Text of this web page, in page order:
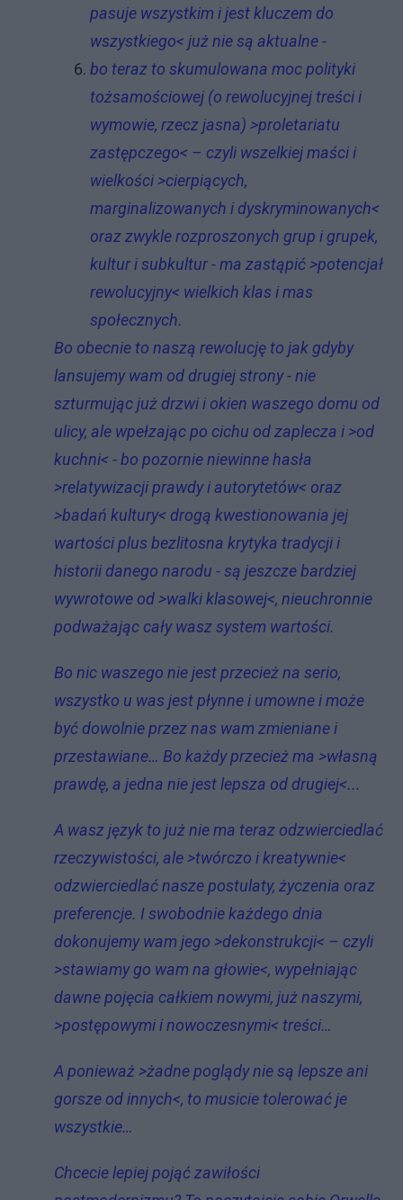
pasuje wszystkim i jest kluczem do
wszystkiego< już nie są aktualne -
bo teraz to skumulowana moc polityki
tożsamościowej (o rewolucyjnej treści i
wymowie, rzecz jasna) >proletariatu
zastępczego< – czyli wszelkiej maści i
wielkości >cierpiących,
marginalizowanych i dyskryminowanych<
oraz zwykle rozproszonych grup i grupek,
kultur i subkultur - ma zastąpić >potencjał
rewolucyjny< wielkich klas i mas
społecznych.
Bo obecnie to naszą rewolucję to jak gdyby
lansujemy wam od drugiej strony - nie
szturmując już drzwi i okien waszego domu od
ulicy, ale wpełzając po cichu od zaplecza i >od
kuchni< - bo pozornie niewinne hasła
>relatywizacji prawdy i autorytetów< oraz
>badań kultury< drogą kwestionowania jej
wartości plus bezlitosna krytyka tradycji i
historii danego narodu - są jeszcze bardziej
wywrotowe od >walki klasowej<, nieuchronnie
podważając cały wasz system wartości.
Bo nic waszego nie jest przecież na serio,
wszystko u was jest płynne i umowne i może
być dowolnie przez nas wam zmieniane i
przestawiane… Bo każdy przecież ma >własną
prawdę, a jedna nie jest lepsza od drugiej<...
A wasz język to już nie ma teraz odzwierciedlać
rzeczywistości, ale >twórczo i kreatywnie<
odzwierciedlać nasze postulaty, życzenia oraz
preferencje. I swobodnie każdego dnia
dokonujemy wam jego >dekonstrukcji< – czyli
>stawiamy go wam na głowie<, wypełniając
dawne pojęcia całkiem nowymi, już naszymi,
>postępowymi i nowoczesnymi< treści…
A ponieważ >żadne poglądy nie są lepsze ani
gorsze od innych<, to musicie tolerować je
wszystkie…
Chcecie lepiej pojąć zawiłości